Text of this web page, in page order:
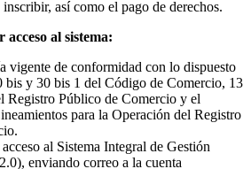
así como el pago de derechos.
al sistema:
vigente de conformidad con lo dispuesto
bis y 30 bis 1 del Código de Comercio, 13
Registro Público de Comercio y el
para la Operación del Registro
al Sistema Integral de Gestión
enviando correo a la cuenta